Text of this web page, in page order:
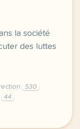
la société
des luttes
530
44
button cursor